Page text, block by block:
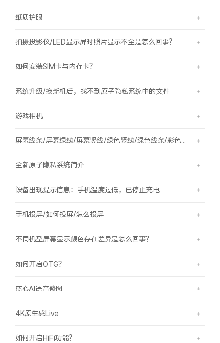
纸质护眼
拍摄投影仪/LED显示屏时照片显示不全是怎么回事？
如何安装SIM卡与内存卡？
系统升级/换新机后，找不到原子隐私系统中的文件
游戏相机
屏幕线条/屏幕绿线/屏幕竖线/绿色竖线/绿色线条/彩色竖线
全新原子隐私系统简介
设备出现提示信息：手机温度过低，已停止充电
手机投屏/如何投屏/怎么投屏
不同机型屏幕显示颜色存在差异是怎么回事？
如何开启OTG？
蓝心AI语音修图
4K原生感Live
如何开启HiFi功能？